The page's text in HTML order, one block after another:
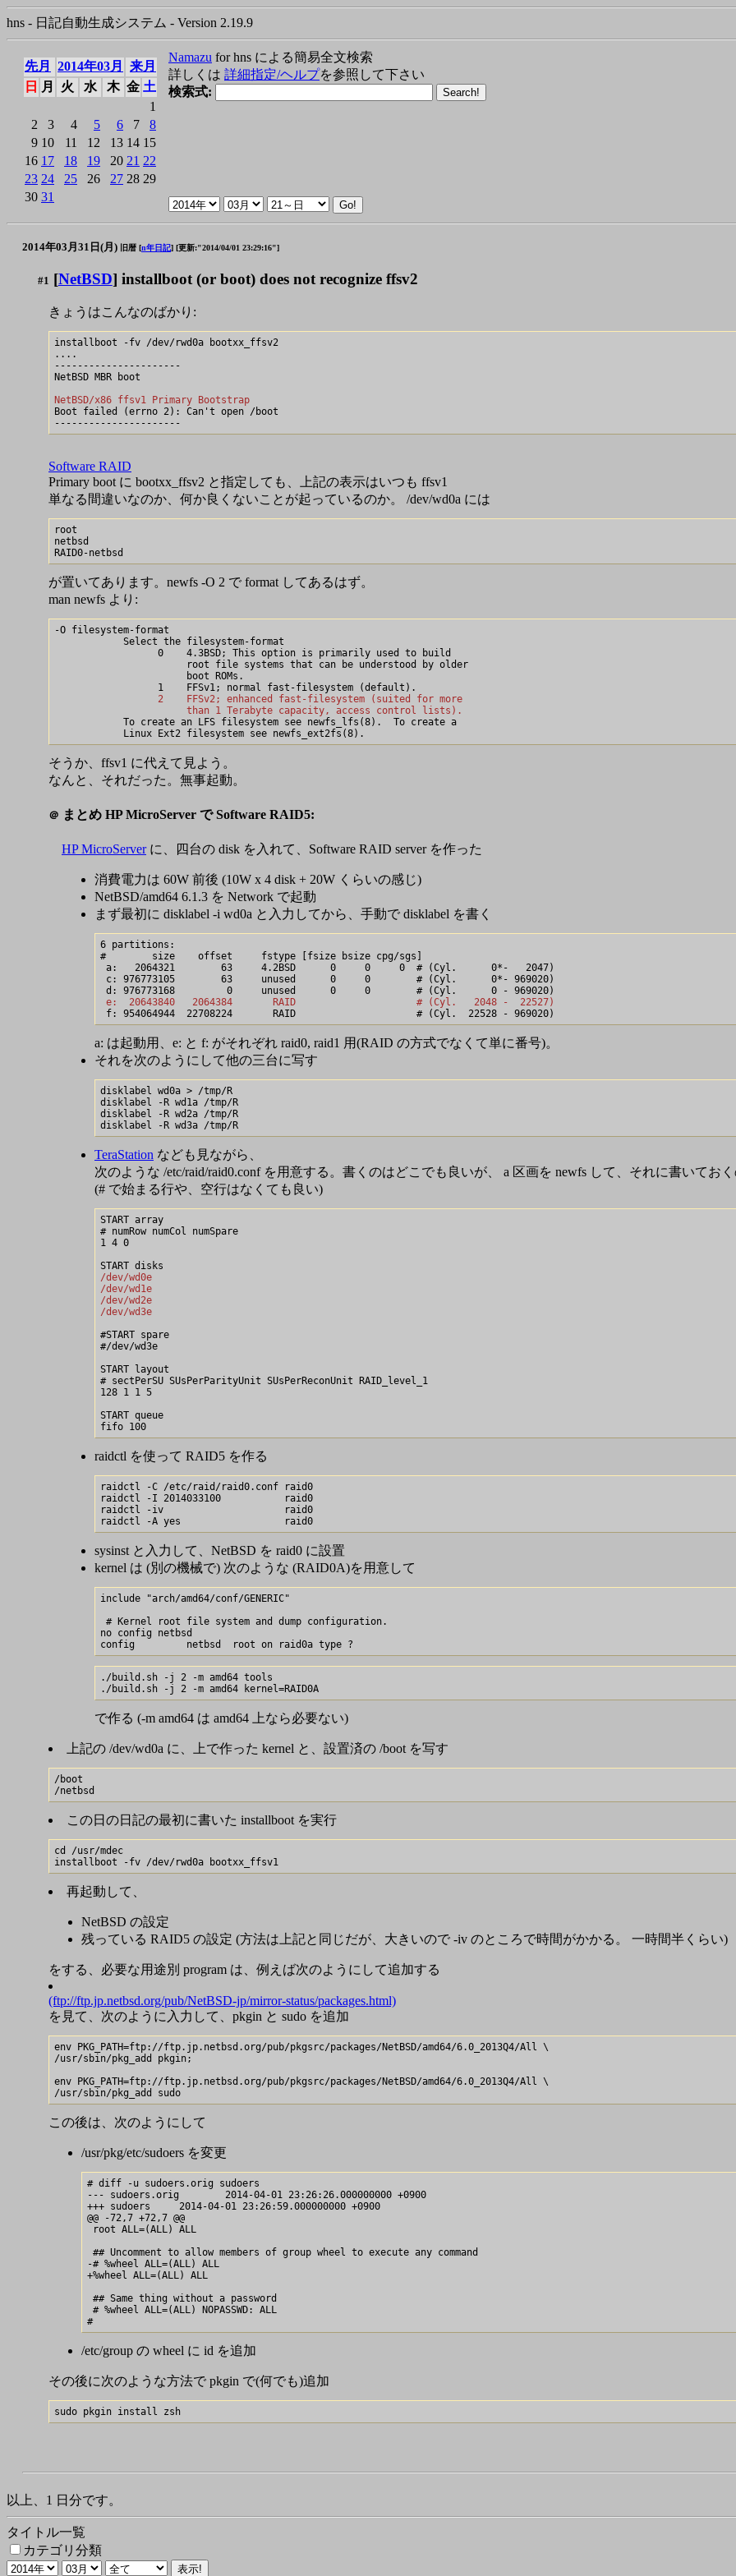
hns - 日記自動生成システム - Version 2.19.9
先月 2014年03月
来月
日
月 火 水 木 金 土
1
2
3 4 5 6 7
8
9 10 11 12 13 14 15
16 17 18 19 20 21 22
23 24 25 26 27 28 29
30 31
Namazu for hns による簡易全文検索
詳しくは 詳細指定/ヘルプを参照して下さい
検索式:
2014年03月31日(月) 旧暦 [n年日記] [更新:"2014/04/01 23:29:16"]
#1 [NetBSD] installboot (or boot) does not recognize ffsv2
きょうはこんなのばかり:
installboot -fv /dev/rwd0a bootxx_ffsv2
....
----------------------
NetBSD MBR boot
NetBSD/x86 ffsv1 Primary Bootstrap
Boot failed (errno 2): Can't open /boot
Software RAID
Primary boot に bootxx_ffsv2 と指定しても、上記の表示はいつも ffsv1
単なる間違いなのか、何か良くないことが起っているのか。 /dev/wd0a には
root
netbsd
が置いてあります。newfs -O 2 で format してあるはず。
man newfs より:
-O filesystem-format
            Select the filesystem-format
                  0    4.3BSD; This option is primarily used to build
                       root file systems that can be understood by older
                       boot ROMs.
                  2    FFSv2; enhanced fast-filesystem (suited for more
                       than 1 Terabyte capacity, access control lists).
To create an LFS filesystem see newfs_lfs(8).  To create a
そうか、ffsv1 に代えて見よう。
なんと、それだった。無事起動。
＠ まとめ HP MicroServer で Software RAID5:
HP MicroServerに、四台の disk を入れて、Software RAID server を作った
消費電力は 60W 前後 (10W x 4 disk + 20W くらいの感じ)
NetBSD/amd64 6.1.3 を Network で起動
まず最初に disklabel -i wd0a と入力してから、手動で disklabel を書く
6 partitions:
#        size    offset     fstype [fsize bsize cpg/sgs]
a:   2064321        63     4.2BSD      0     0     0  # (Cyl.      0*-   2047)
c: 976773105        63     unused      0     0        # (Cyl.      0*- 969020)
e:  20643840   2064384       RAID                     # (Cyl.   2048 -  22527)
a: は起動用、e: と f: がそれぞれ raid0, raid1 用(RAID の方式でなくて単に番号)。
それを次のようにして他の三台に写す
disklabel wd0a > /tmp/R
disklabel -R wd1a /tmp/R
disklabel -R wd2a /tmp/R
TeraStation なども見ながら、
次のような /etc/raid/raid0.conf を用意する。書くのはどこでも良いが、 a 区画を newfs して、それに書いてお
(# で始まる行や、空行はなくても良い)
START array
# numRow numCol numSpare
1 4 0
/dev/wd0e
/dev/wd1e
/dev/wd2e
/dev/wd3e
#START spare
#/dev/wd3e
START layout
# sectPerSU SUsPerParityUnit SUsPerReconUnit RAID_level_1
128 1 1 5
START queue
raidctl を使って RAID5 を作る
raidctl -C /etc/raid/raid0.conf raid0
raidctl -I 2014033100           raid0
raidctl -iv                     raid0
sysinst と入力して、NetBSD を raid0 に設置
kernel は (別の機械で) 次のような (RAID0A)を用意して
include "arch/amd64/conf/GENERIC"
# Kernel root file system and dump configuration.
no config netbsd
./build.sh -j 2 -m amd64 tools
で作る (-m amd64 は amd64 上なら必要ない)
上記の /dev/wd0a に、上で作った kernel と、設置済の /boot を写す
/boot
この日の日記の最初に書いた installboot を実行
cd /usr/mdec
再起動して、
NetBSD の設定
残っている RAID5 の設定 (方法は上記と同じだが、大きいので -iv のところで時間がかかる。 一時間半くらい)
をする、必要な用途別 program は、例えば次のようにして追加する
(ftp://ftp.jp.netbsd.org/pub/NetBSD-jp/mirror-status/packages.html)
を見て、次のように入力して、pkgin と sudo を追加
env PKG_PATH=ftp://ftp.jp.netbsd.org/pub/pkgsrc/packages/NetBSD/amd64/6.0_2013Q4/All \
/usr/sbin/pkg_add pkgin;
env PKG_PATH=ftp://ftp.jp.netbsd.org/pub/pkgsrc/packages/NetBSD/amd64/6.0_2013Q4/All \
この後は、次のようにして
/usr/pkg/etc/sudoers を変更
# diff -u sudoers.orig sudoers
--- sudoers.orig        2014-04-01 23:26:26.000000000 +0900
+++ sudoers     2014-04-01 23:26:59.000000000 +0900
@@ -72,7 +72,7 @@
root ALL=(ALL) ALL
## Uncomment to allow members of group wheel to execute any command
-# %wheel ALL=(ALL) ALL
+%wheel ALL=(ALL) ALL
## Same thing without a password
# %wheel ALL=(ALL) NOPASSWD: ALL
/etc/group の wheel に id を追加
その後に次のような方法で pkgin で(何でも)追加
以上、1 日分です。
タイトル一覧
カテゴリ分類